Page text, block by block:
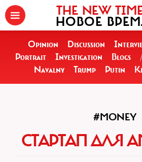
THE NEW
НОВОЕ
Opinion Discussion
Portrait
Investigation Blogs
Navalny
Trump Putin
#MONEY
СТАРТАП ДЛЯ